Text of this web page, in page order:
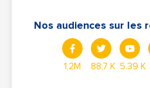
Nos audiences sur les
1,2M 88,7 K 5.39 K